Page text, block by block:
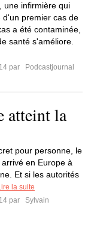
une infirmière qui
d'un premier cas de
a été contaminée,
santé s'améliore.
par
Podcastjournal
atteint la
pour personne, le
en Europe à
Et si les autorités
la suite
par
Sylvain